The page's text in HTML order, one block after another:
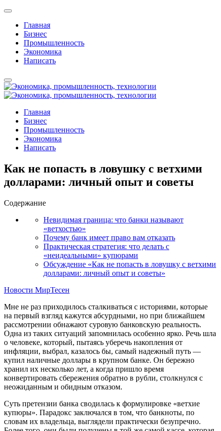
Главная
Бизнес
Промышленность
Экономика
Написать
Главная
Бизнес
Промышленность
Экономика
Написать
Как не попасть в ловушку с ветхими
долларами: личный опыт и советы
Содержание
Невидимая граница: что банки называют
«ветхостью»
Почему банк имеет право вам отказать
Практическая стратегия: что делать с
«неидеальными» купюрами
Обсуждение «Как не попасть в ловушку с ветхими
долларами: личный опыт и советы»
Новости МирТесен
Мне не раз приходилось сталкиваться с историями, которые
на первый взгляд кажутся абсурдными, но при ближайшем
рассмотрении обнажают суровую банковскую реальность.
Одна из таких ситуаций запомнилась особенно ярко. Речь шла
о человеке, который, пытаясь уберечь накопления от
инфляции, выбрал, казалось бы, самый надежный путь —
купил наличные доллары в крупном банке. Он бережно
хранил их несколько лет, а когда пришло время
конвертировать сбережения обратно в рубли, столкнулся с
неожиданным и обидным отказом.
Суть претензии банка сводилась к формулировке «ветхие
купюры». Парадокс заключался в том, что банкноты, по
словам их владельца, выглядели практически безупречно.